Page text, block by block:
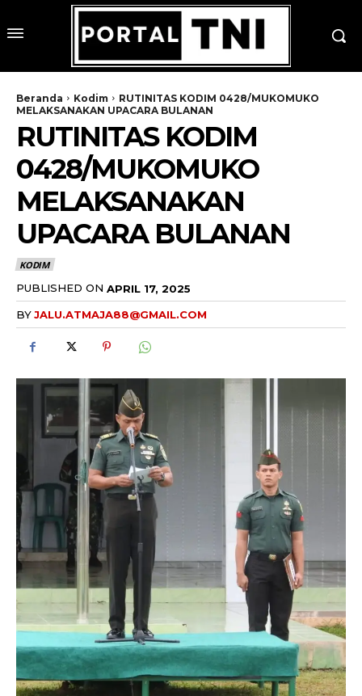
Beranda Kodim
RUTINITAS KODIM 0428/MUKOMUKO
MELAKSANAKAN UPACARA BULANAN
RUTINITAS KODIM
0428/MUKOMUKO
MELAKSANAKAN
UPACARA BULANAN
KODIM
PUBLISHED ON APRIL 17, 2025
BYJALU.ATMAJA88@GMAIL.COM